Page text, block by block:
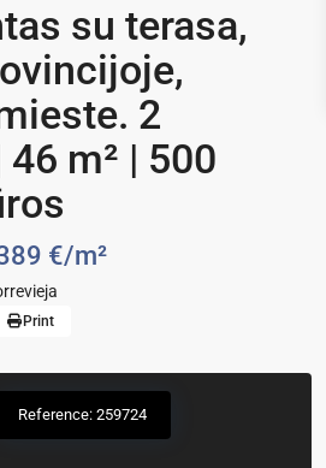
su terasa,
2
m² | 500
€/m²
Print
Reference: 259724